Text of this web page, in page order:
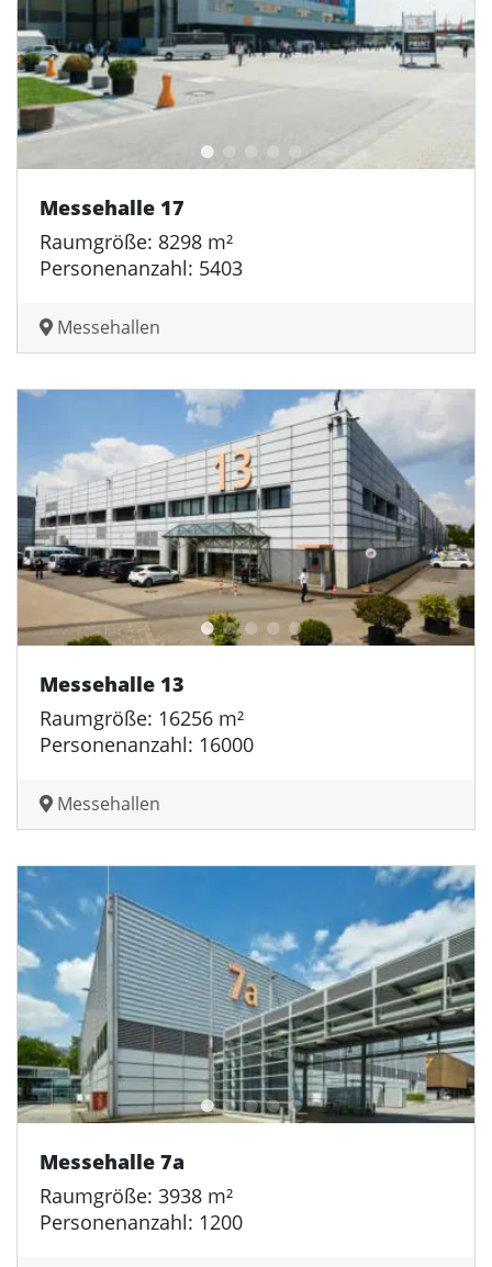
Messehalle 17
Raumgröße: 8298 m²
Personenanzahl: 5403
Messehallen
Messehalle 13
Raumgröße: 16256 m²
Personenanzahl: 16000
Messehallen
Messehalle 7a
Raumgröße: 3938 m²
Personenanzahl: 1200